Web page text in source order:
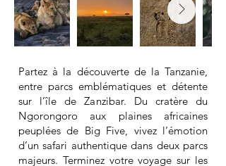
Partez à la découverte de la Tanzanie,
entre parcs emblématiques et détente
sur l’île de Zanzibar. Du cratère du
Ngorongoro aux plaines africaines
peuplées de Big Five, vivez l’émotion
d’un safari authentique dans deux parcs
majeurs. Terminez votre voyage sur les